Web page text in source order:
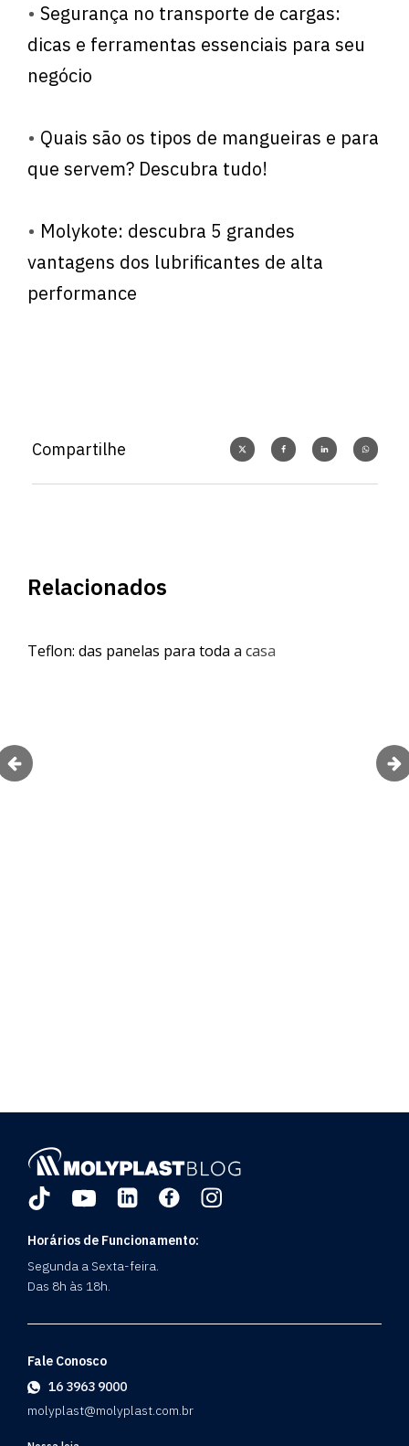
• Segurança no transporte de cargas:
dicas e ferramentas essenciais para seu
negócio
• Quais são os tipos de mangueiras e para
que servem? Descubra tudo!
• Molykote: descubra 5 grandes
vantagens dos lubrificantes de alta
performance
Compartilhe
Relacionados
Teflon: das panelas para toda a casa
Horários de Funcionamento:
Segunda a Sexta-feira.
Das 8h às 18h.
Fale Conosco
16 3963 9000
molyplast@molyplast.com.br